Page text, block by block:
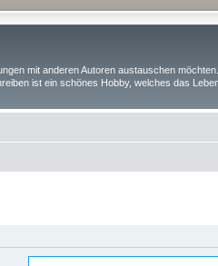
mit anderen Autoren austauschen
ist ein schönes Hobby, welches das